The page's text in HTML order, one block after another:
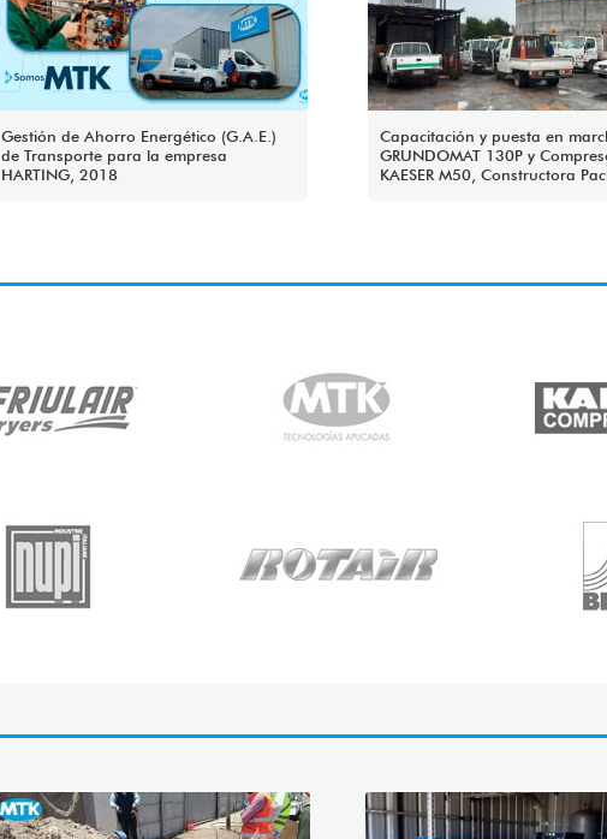
Gestión de Ahorro Energético (G.A.E.)
de Transporte para la empresa
HARTING, 2018
Capacitación y puesta en
GRUNDOMAT 130P y
KAESER M50, Constructora